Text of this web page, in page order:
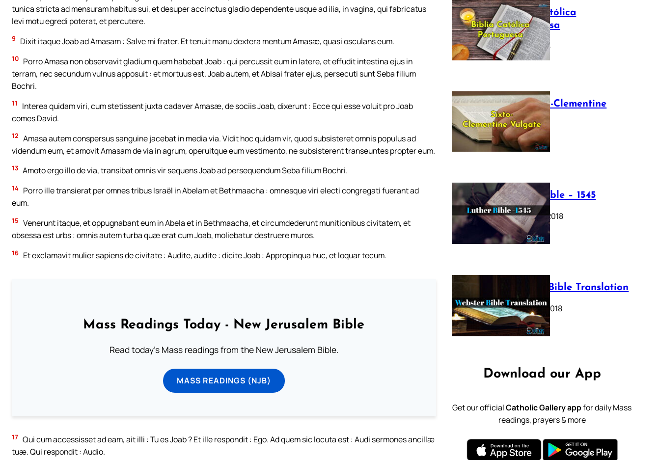
tunica stricta ad mensuram habitus sui, et desuper accinctus gladio dependente usque ad ilia, in vagina, qui fabricatus
levi motu egredi poterat, et percutere.
9 Dixit itaque Joab ad Amasam : Salve mi frater. Et tenuit manu dextera mentum Amasæ, quasi osculans eum.
10 Porro Amasa non observavit gladium quem habebat Joab : qui percussit eum in latere, et effudit intestina ejus in
terram, nec secundum vulnus apposuit : et mortuus est. Joab autem, et Abisai frater ejus, persecuti sunt Seba filium
Bochri.
11
Interea quidam viri, cum stetissent juxta cadaver Amasæ, de sociis Joab, dixerunt : Ecce qui esse voluit pro Joab
comes David.
12 Amasa autem conspersus sanguine jacebat in media via. Vidit hoc quidam vir, quod subsisteret omnis populus ad
videndum eum, et amovit Amasam de via in agrum, operuitque eum vestimento, ne subsisterent transeuntes propter eum.
13 Amoto ergo illo de via, transibat omnis vir sequens Joab ad persequendum Seba filium Bochri.
14 Porro ille transierat per omnes tribus Israël in Abelam et Bethmaacha : omnesque viri electi congregati fuerant ad
eum.
15 Venerunt itaque, et oppugnabant eum in Abela et in Bethmaacha, et circumdederunt munitionibus civitatem, et
obsessa est urbs : omnis autem turba quæ erat cum Joab, moliebatur destruere muros.
16 Et exclamavit mulier sapiens de civitate : Audite, audite : dicite Joab : Appropinqua huc, et loquar tecum.
Mass Readings Today - New Jerusalem Bible
Read today's Mass readings from the New Jerusalem Bible.
MASS READINGS (NJB)
17 Qui cum accessisset ad eam, ait illi : Tu es Joab ? Et ille respondit : Ego. Ad quem sic locuta est : Audi sermones ancillæ
tuæ. Qui respondit : Audio.
Bíblia Católica
Portuguesa
July 16, 2025
The Sixto-Clementine
Vulgate
July 12, 2025
Luther Bible – 1545
October 17, 2018
Webster Bible Translation
October 11, 2018
Download our App
Get our officialCatholic Gallery appfor daily Mass
readings, prayers & more